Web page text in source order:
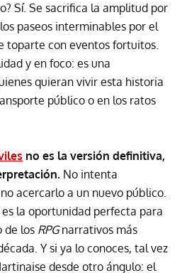
Sí. Se sacrifica la amplitud por
paseos interminables por el
toparte con eventos fortuitos.
y en foco: es una
quieran vivir esta historia
público o en los ratos
no es la versión definitiva,
No intenta
acercarlo a un nuevo público.
la oportunidad perfecta para
de los RPGnarrativos más
Y si ya lo conoces, tal vez
desde otro ángulo: el